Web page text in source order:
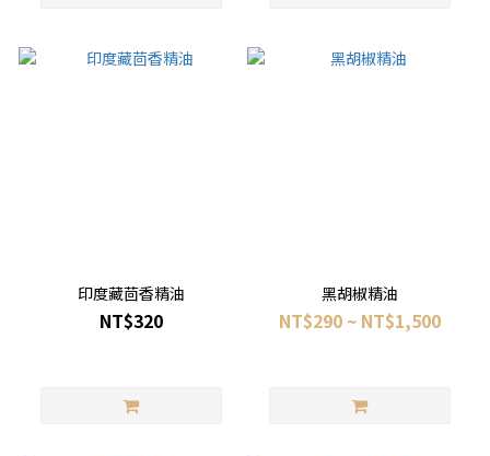
印度藏茴香精油
NT$320
黑胡椒精油
NT$290 ~ NT$1,500